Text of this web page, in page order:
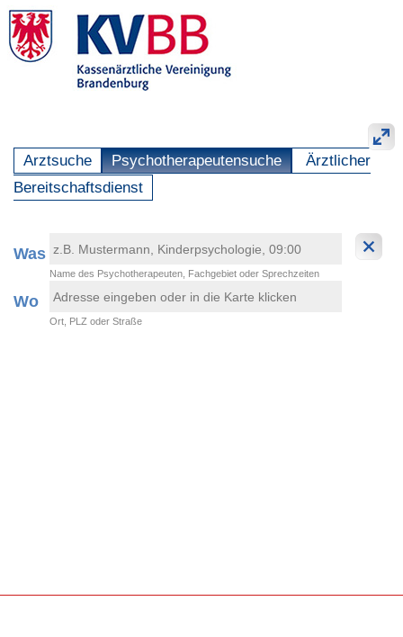
Arztsuche Psychotherapeutensuche
Ärztlicher
Bereitschaftsdienst
Was
Name des Psychotherapeuten, Fachgebiet oder Sprechzeiten
Wo
Ort, PLZ oder Straße